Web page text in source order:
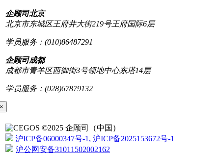
企顾司北京
北京市东城区王府井大街219号王府国际6层
学员服务：(010)86487291
企顾司成都
成都市青羊区西御街3号领地中心东塔14层
学员服务：(028)67879132
©2025 企顾司（中国）
沪ICP备06000347号-1, 沪ICP备2025153672号-1
沪公网安备31011502002162